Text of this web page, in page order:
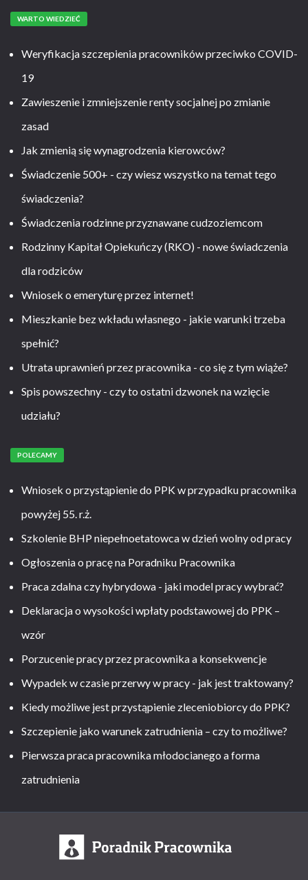
WARTO WIEDZIEĆ
Weryfikacja szczepienia pracowników przeciwko COVID-
19
Zawieszenie i zmniejszenie renty socjalnej po zmianie
zasad
Jak zmienią się wynagrodzenia kierowców?
Świadczenie 500+ - czy wiesz wszystko na temat tego
świadczenia?
Świadczenia rodzinne przyznawane cudzoziemcom
Rodzinny Kapitał Opiekuńczy (RKO) - nowe świadczenia
dla rodziców
Wniosek o emeryturę przez internet!
Mieszkanie bez wkładu własnego - jakie warunki trzeba
spełnić?
Utrata uprawnień przez pracownika - co się z tym wiąże?
Spis powszechny - czy to ostatni dzwonek na wzięcie
udziału?
POLECAMY
Wniosek o przystąpienie do PPK w przypadku pracownika
powyżej 55. r.ż.
Szkolenie BHP niepełnoetatowca w dzień wolny od pracy
Ogłoszenia o pracę na Poradniku Pracownika
Praca zdalna czy hybrydowa - jaki model pracy wybrać?
Deklaracja o wysokości wpłaty podstawowej do PPK –
wzór
Porzucenie pracy przez pracownika a konsekwencje
Wypadek w czasie przerwy w pracy - jak jest traktowany?
Kiedy możliwe jest przystąpienie zleceniobiorcy do PPK?
Szczepienie jako warunek zatrudnienia – czy to możliwe?
Pierwsza praca pracownika młodocianego a forma
zatrudnienia